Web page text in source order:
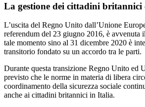
La gestione dei cittadini
L’uscita del Regno Unito dall’Unione
referendum del 23 giugno 2016, è avvenuta
tale momento sino al 31 dicembre 2020 è
transitorio fondato su un accordo tra le parti.
Durante questa transizione Regno Unito ed
previsto che le norme in materia di libera
coordinamento della sicurezza sociale
anche ai cittadini britannici in Italia.